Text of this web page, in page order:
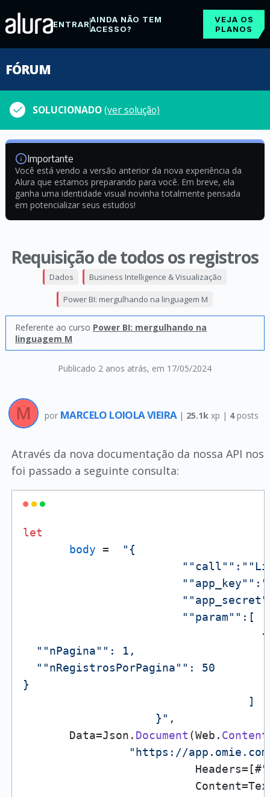
ENTRARAINDA NÃO TEM
ACESSO?
VEJA OS
PLANOS
FÓRUM
SOLUCIONADO(ver solução)
Importante
Você está vendo a versão anterior da nova experiência da
Alura que estamos preparando para você. Em breve, ela
ganha uma identidade visual novinha totalmente pensada
em potencializar seus estudos!
Requisição de todos os registros
Publicado 2 anos atrás, em 17/05/2024
Dados Business Intelligence & Visualização
Power BI: mergulhando na linguagem M
Referente ao curso Power BI: mergulhando na
linguagem M
por MARCELO LOIOLA VIEIRA | 25.1k xp | 4posts
Através da nova documentação da nossa API nos
foi passado a seguinte consulta:
let
body =
"{
                        "
"call" ":"
                        "
"app_key" ":"
                        "
"app_secret"
                        "
"param" ":[
                                    {
  "
"nPagina" ": 1,
  "
"nRegistrosPorPagina" ": 50
}
                                  ]
                    }"
,
       Data=Json.
Document (Web.
"https://
                          Headers=[#